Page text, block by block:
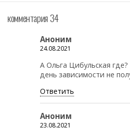
комментария 34
Аноним
24.08.2021
А Ольга Цибульская
день зависимости не
Ответить
Аноним
23.08.2021